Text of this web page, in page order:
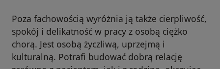
Poza fachowością wyróżnia ją także cierpliwość,
spokój i delikatność w pracy z osobą ciężko
chorą. Jest osobą życzliwą, uprzejmą i
kulturalną. Potrafi budować dobrą relację